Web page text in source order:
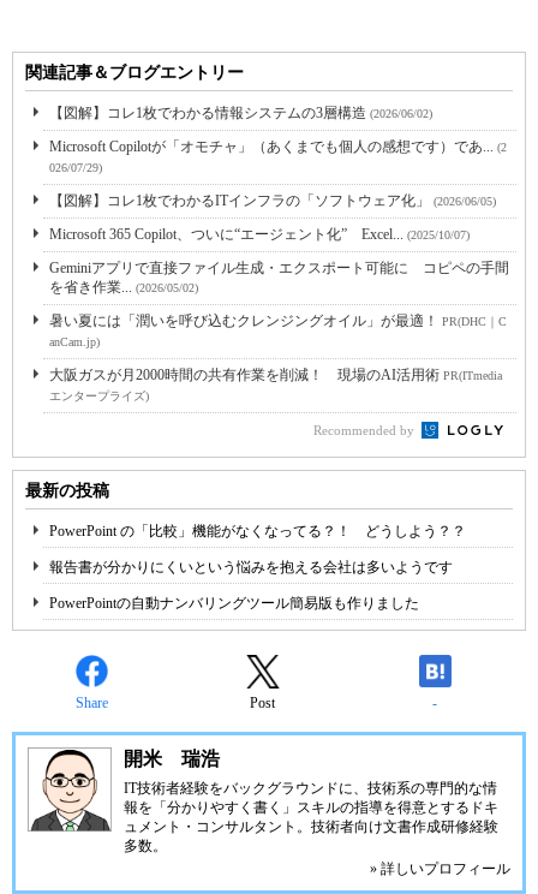
関連記事＆ブログエントリー
【図解】コレ1枚でわかる情報システムの3層構造 (2026/06/02)
Microsoft Copilotが「オモチャ」（あくまでも個人の感想です）であ... (2
026/07/29)
【図解】コレ1枚でわかるITインフラの「ソフトウェア化」 (2026/06/05)
Microsoft 365 Copilot、ついに“エージェント化” Excel... (2025/10/07)
Geminiアプリで直接ファイル生成・エクスポート可能に コピペの手間
を省き作業... (2026/05/02)
暑い夏には「潤いを呼び込むクレンジングオイル」が最適！
PR(DHC｜C
anCam.jp)
大阪ガスが月2000時間の共有作業を削減！ 現場のAI活用術 PR(ITmedia
エンタープライズ)
Recommended by
最新の投稿
PowerPoint の「比較」機能がなくなってる？！ どうしよう？？
報告書が分かりにくいという悩みを抱える会社は多いようです
PowerPointの自動ナンバリングツール簡易版も作りました
Share Post -
開米 瑞浩
IT技術者経験をバックグラウンドに、技術系の専門的な情
報を「分かりやすく書く」スキルの指導を得意とするドキ
ュメント・コンサルタント。技術者向け文書作成研修経験
多数。
» 詳しいプロフィール